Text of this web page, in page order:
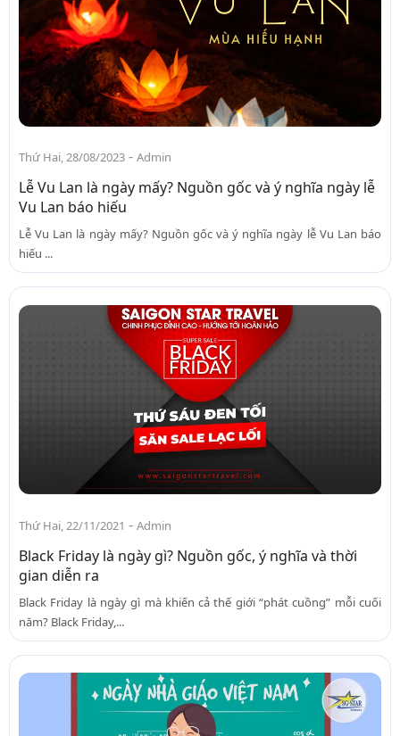
Thứ Hai, 28/08/2023 - Admin
Lễ Vu Lan là ngày mấy? Nguồn gốc và ý nghĩa ngày lễ
Vu Lan báo hiếu
Lễ Vu Lan là ngày mấy? Nguồn gốc và ý nghĩa ngày lễ Vu Lan báo
hiếu ...
Thứ Hai, 22/11/2021 - Admin
Black Friday là ngày gì? Nguồn gốc, ý nghĩa và thời
gian diễn ra
Black Friday là ngày gì mà khiến cả thế giới “phát cuồng” mỗi cuối
năm? Black Friday,...